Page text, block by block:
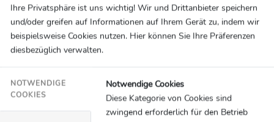
Robbie Williams: „Die Welt hat eine Menge Liebe
für Messi“
Superstar Robbie Williams war bei Toni und Felix
über verschiedene Fußball-Themen.
Über eine eher schwache Defensive des deutschen
Teams bei dieser WM:„Das ist nicht normal für
Ihre Privatsphäre ist uns wichtig! Wir und Drittanbieter speichern
und/oder greifen auf Informationen auf Ihrem Gerät zu, indem wir
beispielsweise Cookies nutzen. Hier können Sie Ihre Präferenzen
diesbezüglich verwalten.
NOTWENDIGE
COOKIES
Notwendige Cookies
Diese Kategorie von Cookies sind
zwingend erforderlich für den Betrieb